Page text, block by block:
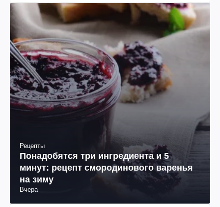
Рецепты
Понадобятся три ингредиента и 5
минут: рецепт смородинового варенья
на зиму
Вчера